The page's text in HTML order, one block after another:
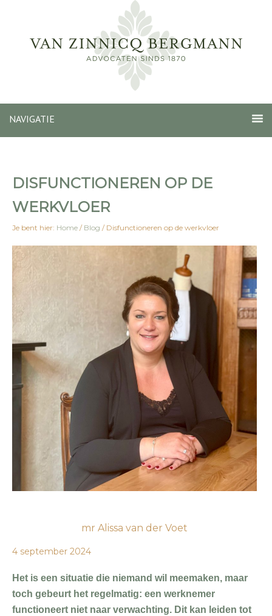
NAVIGATIE
DISFUNCTIONEREN OP DE
WERKVLOER
Je bent hier: Home / Blog /Disfunctioneren op de werkvloer
mr Alissa van der Voet
4 september 2024
Het is een situatie die niemand wil meemaken, maar
toch gebeurt het regelmatig: een werknemer
functioneert niet naar verwachting. Dit kan leiden tot